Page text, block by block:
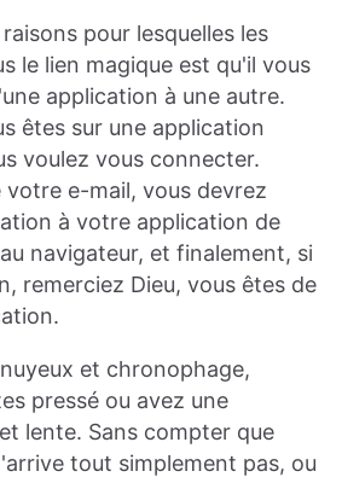
pour lesquelles les
le lien magique est qu'il vous
application à une autre.
êtes sur une application
voulez vous connecter.
e-mail, vous devrez
à votre application de
navigateur, et finalement, si
remerciez Dieu, vous êtes de
et chronophage,
pressé ou avez une
lente. Sans compter que
tout simplement pas, ou